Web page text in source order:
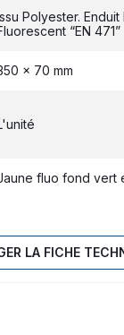
Polyester. Enduit
“EN 471”
x 70 mm
fluo fond vert
LA FICHE